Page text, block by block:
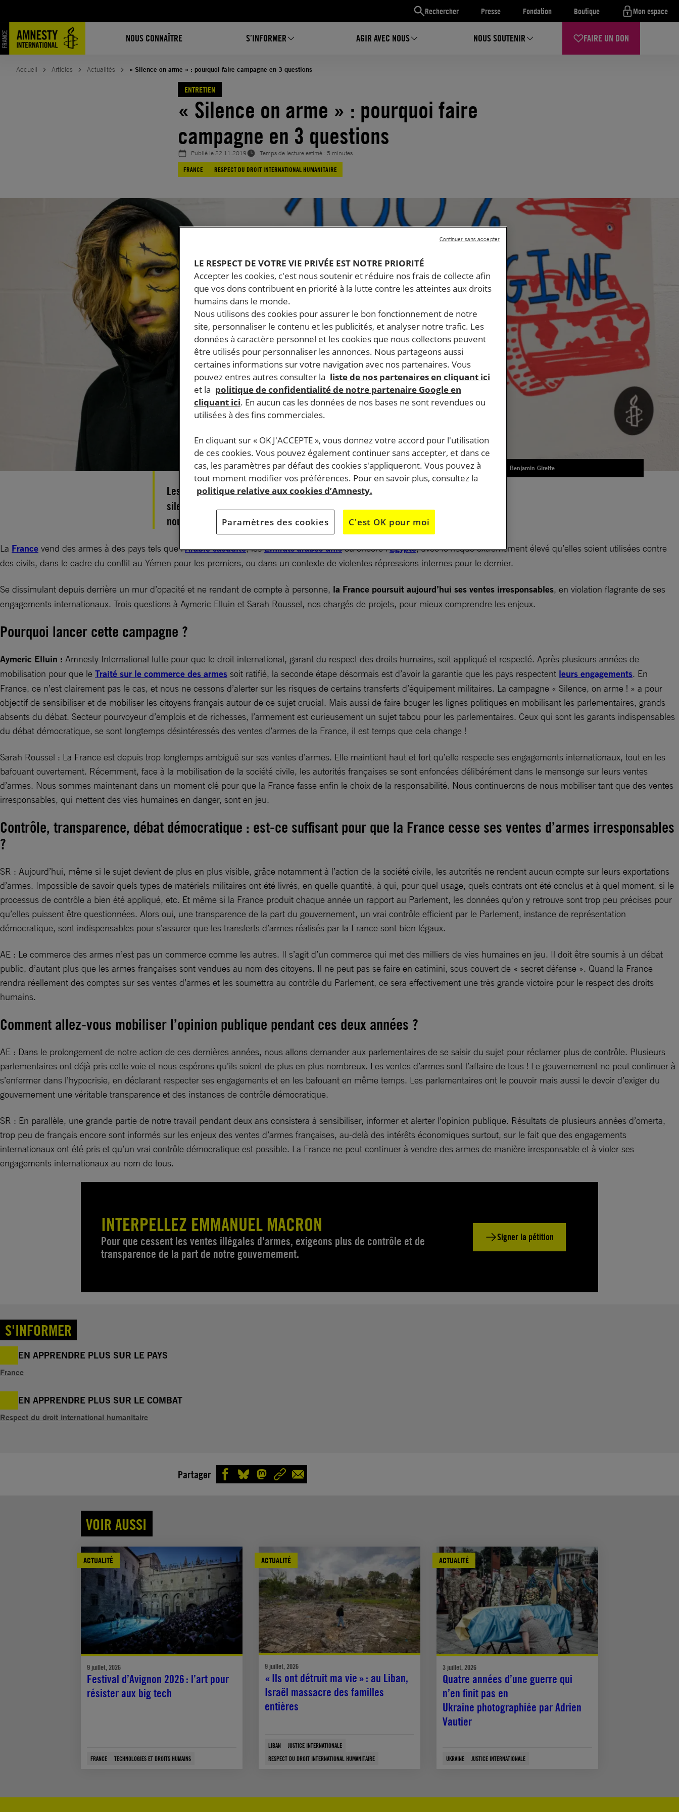
Rechercher Presse Fondation Boutique Mon espace
NOUS CONNAÎTRE S’INFORMER AGIR AVEC NOUS NOUS SOUTENIR FAIRE UN DON
contenu
Accueil Articles Actualités « Silence on arme » : pourquoi faire campagne en 3 questions
ENTRETIEN
« Silence on arme » : pourquoi faire
campagne en 3 questions
Publié le22.11.2019
Temps de lecture estimé : 5 minutes
FRANCE
RESPECT DU DROIT INTERNATIONAL HUMANITAIRE
Credit : Benjamin Girette
Les ventes d’armes de la France ne peuvent plus être passées sous
silence ; le sort de populations civiles en dépend. Raison pour laquelle
nous lançon la campagne « Silence on arme ». Entretien.
La France vend des armes à des pays tels que l’Arabie saoudite, lesÉmirats arabes unisou encore l’Égypte, avec le risque extrêmement élevé qu’elles soient utilisées contre
des civils, dans le cadre du conflit au Yémen pour les premiers, ou dans un contexte de violentes répressions internes pour le dernier.
Se dissimulant depuis derrière un mur d’opacité et ne rendant de compte à personne, la France poursuit aujourd’hui ses ventes irresponsables, en violation flagrante de ses
engagements internationaux. Trois questions à Aymeric Elluin et Sarah Roussel, nos chargés de projets, pour mieux comprendre les enjeux.
Pourquoi lancer cette campagne ?
Aymeric Elluin : Amnesty International lutte pour que le droit international, garant du respect des droits humains, soit appliqué et respecté. Après plusieurs années de
mobilisation pour que le Traité sur le commerce des armes soit ratifié, la seconde étape désormais est d’avoir la garantie que les pays respectent leurs engagements. En
France, ce n’est clairement pas le cas, et nous ne cessons d’alerter sur les risques de certains transferts d’équipement militaires. La campagne « Silence, on arme ! » a pour
objectif de sensibiliser et de mobiliser les citoyens français autour de ce sujet crucial. Mais aussi de faire bouger les lignes politiques en mobilisant les parlementaires, grands
absents du débat. Secteur pourvoyeur d’emplois et de richesses, l’armement est curieusement un sujet tabou pour les parlementaires. Ceux qui sont les garants indispensables
du débat démocratique, se sont longtemps désintéressés des ventes d’armes de la France, il est temps que cela change !
Sarah Roussel : La France est depuis trop longtemps ambiguë sur ses ventes d’armes. Elle maintient haut et fort qu’elle respecte ses engagements internationaux, tout en les
bafouant ouvertement. Récemment, face à la mobilisation de la société civile, les autorités françaises se sont enfoncées délibérément dans le mensonge sur leurs ventes
d’armes. Nous sommes maintenant dans un moment clé pour que la France fasse enfin le choix de la responsabilité. Nous continuerons de nous mobiliser tant que des ventes
irresponsables, qui mettent des vies humaines en danger, sont en jeu.
Contrôle, transparence, débat démocratique : est-ce suffisant pour que la France cesse ses ventes d’armes irresponsables
?
SR : Aujourd’hui, même si le sujet devient de plus en plus visible, grâce notamment à l’action de la société civile, les autorités ne rendent aucun compte sur leurs exportations
d’armes. Impossible de savoir quels types de matériels militaires ont été livrés, en quelle quantité, à qui, pour quel usage, quels contrats ont été conclus et à quel moment, si le
processus de contrôle a bien été appliqué, etc. Et même si la France produit chaque année un rapport au Parlement, les données qu’on y retrouve sont trop peu précises pour
qu’elles puissent être questionnées. Alors oui, une transparence de la part du gouvernement, un vrai contrôle efficient par le Parlement, instance de représentation
démocratique, sont indispensables pour s’assurer que les transferts d’armes réalisés par la France sont bien légaux.
AE : Le commerce des armes n’est pas un commerce comme les autres. Il s’agit d’un commerce qui met des milliers de vies humaines en jeu. Il doit être soumis à un débat
public, d’autant plus que les armes françaises sont vendues au nom des citoyens. Il ne peut pas se faire en catimini, sous couvert de « secret défense ». Quand la France
rendra réellement des comptes sur ses ventes d’armes et les soumettra au contrôle du Parlement, ce sera effectivement une très grande victoire pour le respect des droits
humains.
Comment allez-vous mobiliser l’opinion publique pendant ces deux années ?
AE : Dans le prolongement de notre action de ces dernières années, nous allons demander aux parlementaires de se saisir du sujet pour réclamer plus de contrôle. Plusieurs
parlementaires ont déjà pris cette voie et nous espérons qu’ils soient de plus en plus nombreux. Les ventes d’armes sont l’affaire de tous ! Le gouvernement ne peut continuer à
s’enfermer dans l’hypocrisie, en déclarant respecter ses engagements et en les bafouant en même temps. Les parlementaires ont le pouvoir mais aussi le devoir d’exiger du
gouvernement une véritable transparence et des instances de contrôle démocratique.
SR : En parallèle, une grande partie de notre travail pendant deux ans consistera à sensibiliser, informer et alerter l’opinion publique. Résultats de plusieurs années d’omerta,
trop peu de français encore sont informés sur les enjeux des ventes d’armes françaises, au-delà des intérêts économiques surtout, sur le fait que des engagements
internationaux ont été pris et qu’un vrai contrôle démocratique est possible. La France ne peut continuer à vendre des armes de manière irresponsable et à violer ses
engagements internationaux au nom de tous.
INTERPELLEZ EMMANUEL MACRON
Pour que cessent les ventes illégales d'armes, exigeons plus de contrôle et de
transparence de la part de notre gouvernement.
Signer la pétition
S'INFORMER
EN APPRENDRE PLUS SUR LE PAYS
France
EN APPRENDRE PLUS SUR LE COMBAT
Respect du droit international humanitaire
Partager
VOIR AUSSI
ACTUALITÉ
9 juillet, 2026
Festival d’Avignon 2026 : l’art pour
résister aux big tech
FRANCE TECHNOLOGIES ET DROITS HUMAINS
ACTUALITÉ
9 juillet, 2026
« Ils ont détruit ma vie » : au Liban,
Israël massacre des familles
entières
LIBAN
JUSTICE INTERNATIONALE
RESPECT DU DROIT INTERNATIONAL HUMANITAIRE
ACTUALITÉ
3 juillet, 2026
Quatre années d’une guerre qui
n’en finit pas en
Ukraine photographiée par Adrien
Vautier
UKRAINE JUSTICE INTERNATIONALE
LE RESPECT DE VOTRE VIE PRIVÉE EST NOTRE PRIORITÉ
Accepter les cookies, c'est nous soutenir et réduire nos frais de collecte afin
que vos dons contribuent en priorité à la lutte contre les atteintes aux droits
humains dans le monde.
Nous utilisons des cookies pour assurer le bon fonctionnement de notre
site, personnaliser le contenu et les publicités, et analyser notre trafic. Les
données à caractère personnel et les cookies que nous collectons peuvent
être utilisés pour personnaliser les annonces. Nous partageons aussi
certaines informations sur votre navigation avec nos partenaires. Vous
pouvez entres autres consulter la liste de nos partenaires en cliquant ici
et la politique de confidentialité de notre partenaire Google en
cliquant ici. En aucun cas les données de nos bases ne sont revendues ou
utilisées à des fins commerciales.
En cliquant sur « OK J'ACCEPTE », vous donnez votre accord pour l'utilisation
de ces cookies. Vous pouvez également continuer sans accepter, et dans ce
cas, les paramètres par défaut des cookies s'appliqueront. Vous pouvez à
tout moment modifier vos préférences. Pour en savoir plus, consultez la
politique relative aux cookies d’Amnesty.
Paramètres des cookies C'est OK pour moi
Continuer sans accepter